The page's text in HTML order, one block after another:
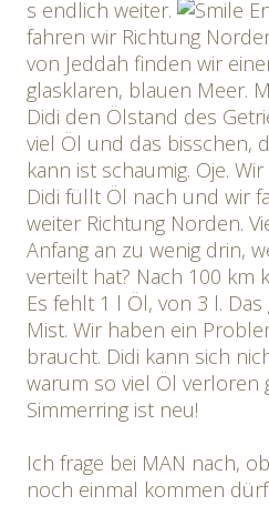
s endlich weiter.
fahren wir Richtung
von Jeddah finden wir
glasklaren, blauen Meer.
Didi den Ölstand des
viel Öl und das bisschen,
kann ist schaumig. Oje.
Didi füllt Öl nach und wir
weiter Richtung Norden.
Anfang an zu wenig drin,
verteilt hat? Nach 100 km
Es fehlt 1 l Öl, von 3 l.
Mist. Wir haben ein
braucht. Didi kann sich
warum so viel Öl verloren
Simmerring ist neu!
Ich frage bei MAN nach,
noch einmal kommen